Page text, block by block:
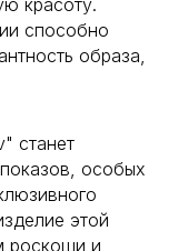
способно
образа,
станет
особых
этой
роскоши и